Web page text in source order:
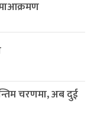
चरणमा, अब दुई